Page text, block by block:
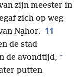
zijn meester in
zich op weg
Na̱hor. 11
de stad
de avondtijd, +
putten